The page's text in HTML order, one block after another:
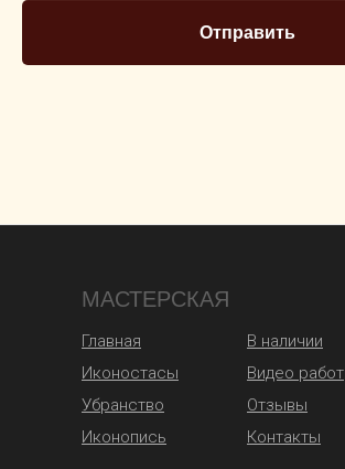
Отправить
МАСТЕРСКАЯ
Главная
Иконостасы
Убранство
Видео работ
Отзывы
Контакты
Иконопись
В наличии